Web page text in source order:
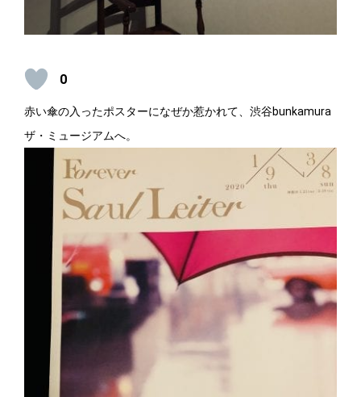
0
赤い傘の入ったポスターになぜか惹かれて、渋谷bunkamura
ザ・ミュージアムへ。